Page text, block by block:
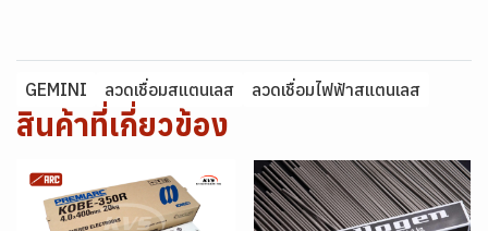
GEMINI ลวดเชื่อมสแตนเลส ลวดเชื่อมไฟฟ้าสแตนเลส
สินค้าที่เกี่ยวข้อง